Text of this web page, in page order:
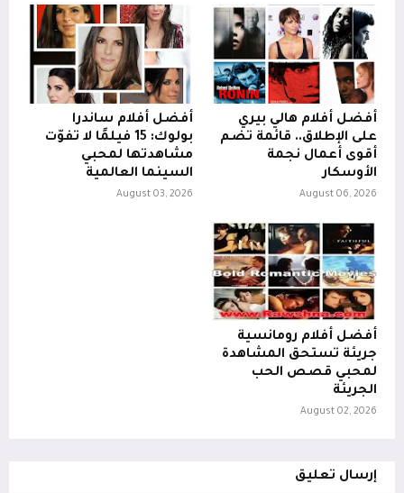
أفضل أفلام هالي بيري
على الإطلاق.. قائمة تضم
أقوى أعمال نجمة
الأوسكار
August 06, 2026
أفضل أفلام ساندرا
بولوك: 15 فيلمًا لا تفوّت
مشاهدتها لمحبي
السينما العالمية
August 03, 2026
أفضل أفلام رومانسية
جريئة تستحق المشاهدة
لمحبي قصص الحب
الجريئة
August 02, 2026
إرسال تعليق